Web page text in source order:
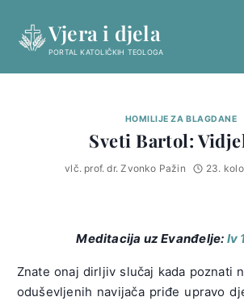
content
Vjera i djela
PORTAL KATOLIČKIH TEOLOGA
HOMILIJE ZA BLAGDANE
Sveti Bartol:
vlč. prof. dr. Zvonko Pažin 23.
Meditacija uz Evanđelje: Iv
Znate onaj dirljiv slučaj kada poznati
oduševljenih navijača priđe upravo